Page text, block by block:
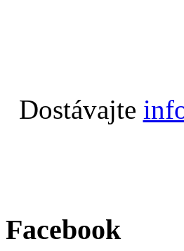
Dostávajte
Facebook